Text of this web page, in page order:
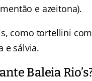
e azeitona).
como tortellini
e sálvia.
Baleia